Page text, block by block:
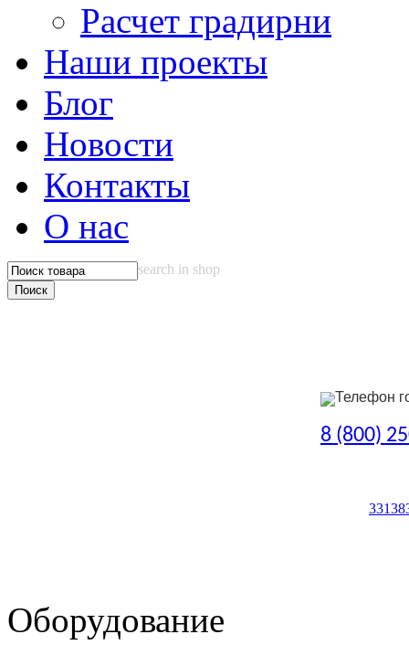
Расчет градирни
Наши проекты
Блог
Новости
Контакты
О нас
search in shop
Телефон
8 (800)
Оборудование